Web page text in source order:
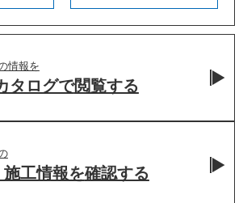
情報を
タログで閲覧する
工情報を確認する